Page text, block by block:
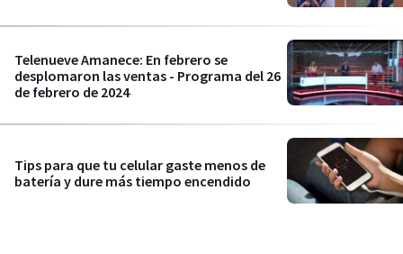
Telenueve Amanece: En febrero se
desplomaron las ventas - Programa del 26
de febrero de 2024
Tips para que tu celular gaste menos de
batería y dure más tiempo encendido